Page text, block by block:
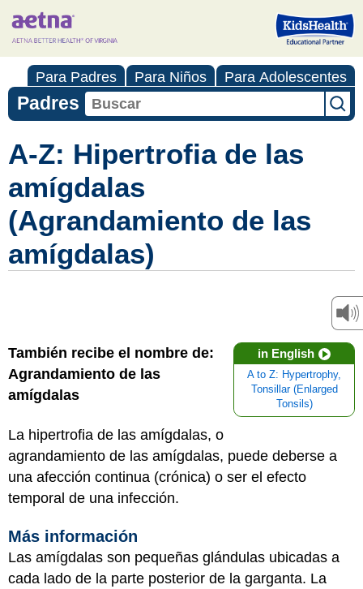
Para Padres Para Niños Para Adolescentes
Padres
A-Z: Hipertrofia de las
amígdalas
(Agrandamiento de las
amígdalas)
in English
A to Z: Hypertrophy,
Tonsillar (Enlarged
Tonsils)
También recibe el nombre de:
Agrandamiento de las
amígdalas
La hipertrofia de las amígdalas, o
agrandamiento de las amígdalas, puede deberse a
una afección continua (crónica) o ser el efecto
temporal de una infección.
Más información
Las amígdalas son pequeñas glándulas ubicadas a
cada lado de la parte posterior de la garganta. La